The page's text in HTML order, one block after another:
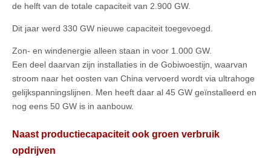
de helft van de totale capaciteit van 2.900 GW.
Dit jaar werd 330 GW nieuwe capaciteit toegevoegd.
Zon- en windenergie alleen staan in voor 1.000 GW.
Een deel daarvan zijn installaties in de Gobiwoestijn, waarvan
stroom naar het oosten van China vervoerd wordt via ultrahoge
gelijkspanningslijnen. Men heeft daar al 45 GW geïnstalleerd en
nog eens 50 GW is in aanbouw.
Naast productiecapaciteit ook groen verbruik
opdrijven